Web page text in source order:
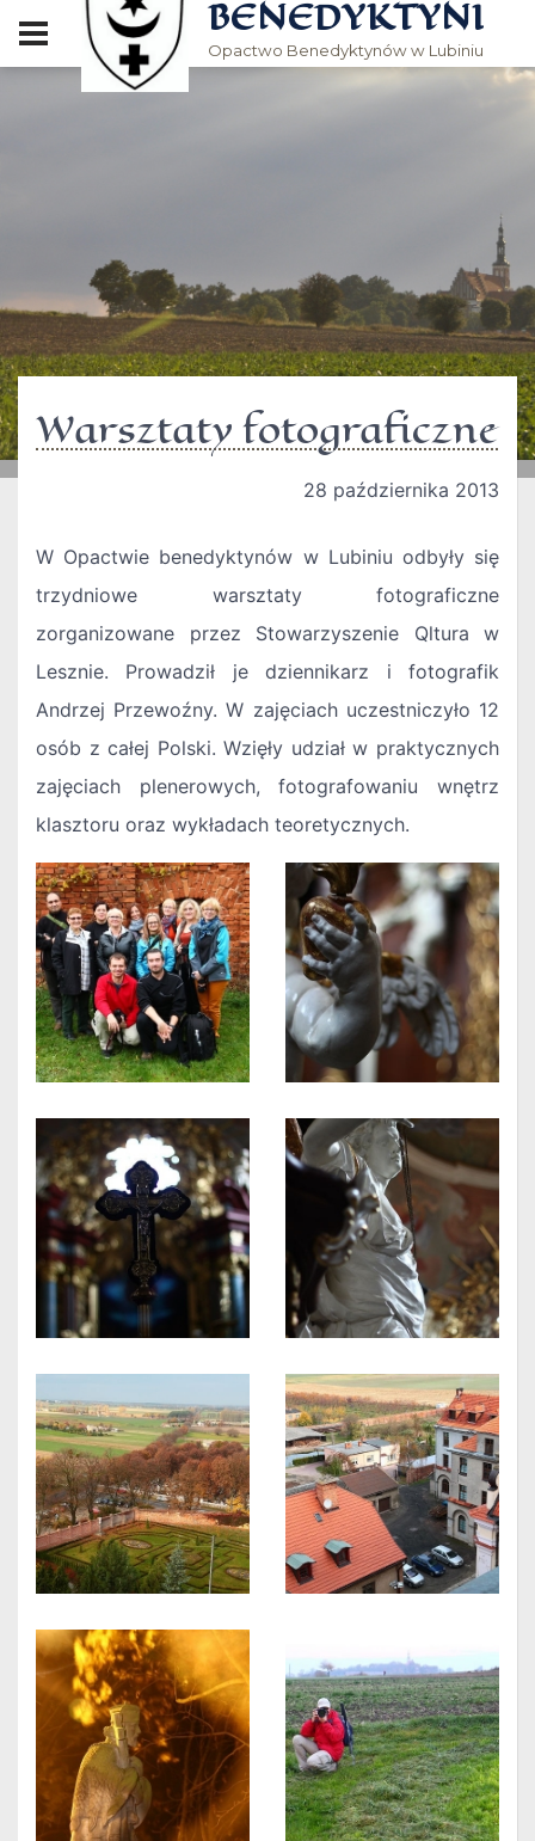
BENEDYKTYNI
Opactwo Benedyktynów w Lubiniu
Warsztaty fotograficzne
28 października 2013
W Opactwie benedyktynów w Lubiniu odbyły się
trzydniowe warsztaty fotograficzne
zorganizowane przez Stowarzyszenie Qltura w
Lesznie. Prowadził je dziennikarz i fotografik
Andrzej Przewoźny. W zajęciach uczestniczyło 12
osób z całej Polski. Wzięły udział w praktycznych
zajęciach plenerowych, fotografowaniu wnętrz
klasztoru oraz wykładach teoretycznych.